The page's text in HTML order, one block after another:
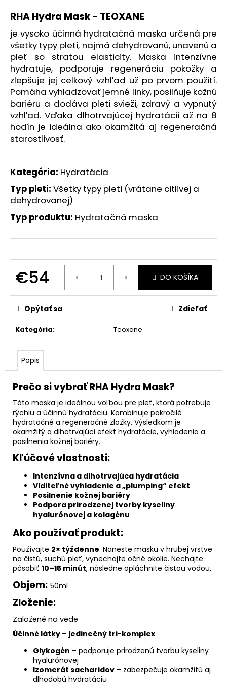
RHA Hydra Mask - TEOXANE
je vysoko účinná hydratačná maska určená pre
všetky typy pleti, najmä dehydrovanú, unavenú a
pleť so stratou elasticity. Maska intenzívne
hydratuje, podporuje regeneráciu pokožky a
zlepšuje jej celkový vzhľad už po prvom použití.
Pomáha vyhladzovať jemné linky, posilňuje kožnú
bariéru a dodáva pleti svieži, zdravý a vypnutý
vzhľad. Vďaka dlhotrvajúcej hydratácii až na 8
hodín je ideálna ako okamžitá aj regeneračná
starostlivosť.
Kategória: Hydratácia
Typ pleti: Všetky typy pleti (vrátane citlivej a
dehydrovanej)
Typ produktu: Hydratačná maska
€54
cena:
DO KOŠÍKA
Kategória: Teoxane
Opýtať sa Zdieľať
Popis
Prečo si vybrať RHA Hydra Mask?
Táto maska je ideálnou voľbou pre pleť, ktorá potrebuje
rýchlu a účinnú hydratáciu. Kombinuje pokročilé
hydratačné a regeneračné zložky. Výsledkom je
okamžitý a dlhotrvajúci efekt hydratácie, vyhladenia a
posilnenia kožnej bariéry.
Kľúčové vlastnosti:
Intenzívna a dlhotrvajúca hydratácia
Viditeľné vyhladenie a „plumping“ efekt
Posilnenie kožnej bariéry
Podpora prirodzenej tvorby kyseliny
hyalurónovej a kolagénu
Ako používať produkt:
Používajte 2× týždenne. Naneste masku v hrubej vrstve
na čistú, suchú pleť, vynechajte očné okolie. Nechajte
pôsobiť 10–15 minút, následne opláchnite čistou vodou.
Objem: 50ml
Zloženie:
Založené na vede
Účinné látky – jedinečný tri-komplex
Glykogén – podporuje prirodzenú tvorbu kyseliny
hyalurónovej
Izomerát sacharidov – zabezpečuje okamžitú aj
dlhodobú hydratáciu
á
j
s
ť
?
HĽADAŤ
d
p
o
r
ú
a
e
RESTORE
48ML